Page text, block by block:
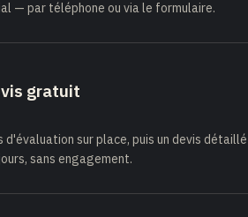
— par téléphone ou via le formulaire.
gratuit
d'évaluation sur place, puis un devis détaillé
sans engagement.